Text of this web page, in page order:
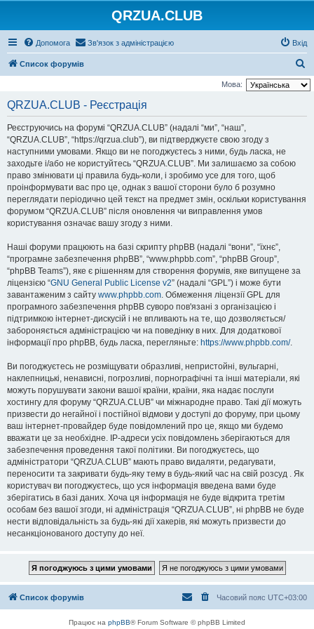
QRZUA.CLUB
Допомога Зв'язок з адміністрацією Вхід
Список форумів
о
Мова:
QRZUA.CLUB - Реєстрація
Реєструючись на форумі “QRZUA.CLUB” (надалі “ми”, “наш”,
“QRZUA.CLUB”, “https://qrzua.club”), ви підтверджуєте свою згоду з
наступними умовами. Якщо ви не погоджуєтесь з ними, будь ласка, не
заходьте і/або не користуйтесь “QRZUA.CLUB”. Ми залишаємо за собою
право змінювати ці правила будь-коли, і зробимо усе для того, щоб
проінформувати вас про це, однак з вашої сторони було б розумно
переглядати періодично цей текст на предмет змін, оскільки користування
форумом “QRZUA.CLUB” після оновлення чи виправлення умов
користування означає вашу згоду з ними.
Наші форуми працюють на базі скрипту phpBB (надалі “вони”, “їхнє”,
“програмне забезпечення phpBB”, “www.phpbb.com”, “phpBB Group”,
“phpBB Teams”), яке є рішенням для створення форумів, яке випущене за
ліцензією “GNU General Public License v2” (надалі “GPL”) і може бути
завантаженим з сайту www.phpbb.com. Обмеження ліцензії GPL для
програмного забезпечення phpBB суворо пов'язані з організацією і
підтримкою інтернет-дискусій і не впливають на те, що дозволяється/
забороняється адміністрацією чи на поведінку в них. Для додаткової
інформації про phpBB, будь ласка, перегляньте: https://www.phpbb.com/.
Ви погоджуєтесь не розміщувати образливі, непристойні, вульгарні,
наклепницькі, ненависні, погрозливі, порнографічні та інші матеріали, які
можуть порушувати закони вашої країни, країни, яка надає послуги
хостингу для форуму “QRZUA.CLUB” чи міжнародне право. Такі дії можуть
призвести до негайної і постійної відмови у доступі до форуму, при цьому
ваш інтернет-провайдер буде повідомлений про це, якщо ми будемо
вважати це за необхідне. IP-адреси усіх повідомлень зберігаються для
забезпечення проведення такої політики. Ви погоджуєтесь, що
адміністратори “QRZUA.CLUB” мають право видаляти, редагувати,
переносити та закривати будь-яку тему в будь-який час на свій розсуд . Як
користувач ви погоджуєтесь, що уся інформація введена вами буде
зберігатись в базі даних. Хоча ця інформація не буде відкрита третім
особам без вашої згоди, ні адміністрація “QRZUA.CLUB”, ні phpBB не буде
нести відповідальність за будь-які дії хакерів, які можуть призвести до
несанкціонованого доступу до неї.
Список форумів Часовий пояс UTC+03:00
Працює на phpBB® Forum Software © phpBB Limited